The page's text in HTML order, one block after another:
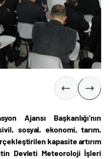
Ajansı Başkanlığı’nın
sosyal, ekonomi, tarım,
kapasite artırım
Devleti Meteoroloji İşleri